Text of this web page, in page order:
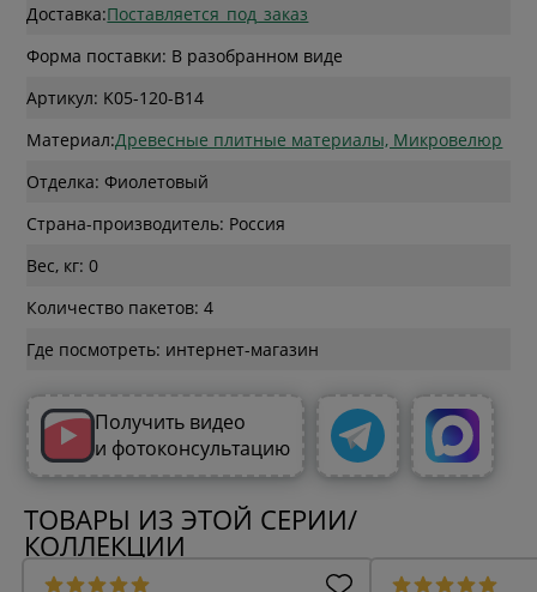
Доставка:Поставляется_под_заказ
Форма поставки: В разобранном виде
Артикул: K05-120-B14
Материал:Древесные плитные материалы, Микровелюр
Отделка: Фиолетовый
Страна-производитель: Россия
Вес, кг: 0
Количество пакетов: 4
Где посмотреть: интернет-магазин
Получить видео
и фотоконсультацию
ТОВАРЫ ИЗ ЭТОЙ СЕРИИ/
КОЛЛЕКЦИИ